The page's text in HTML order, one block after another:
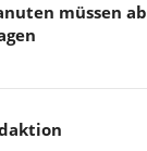
müssen ab